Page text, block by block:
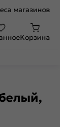
магазинов
Корзина